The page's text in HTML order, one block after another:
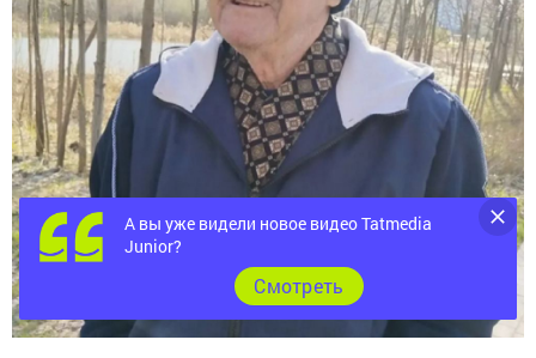
А вы уже видели новое видео Tatmedia
Junior?
Cмотреть